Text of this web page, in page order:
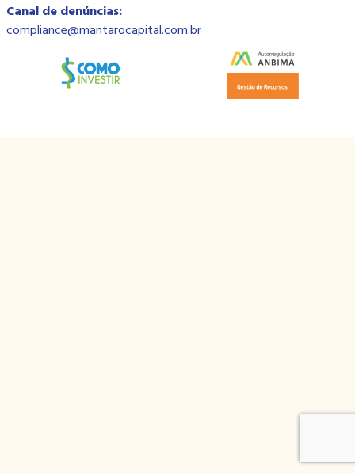
Canal de denúncias:
compliance@mantarocapital.com.br